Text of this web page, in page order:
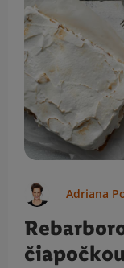
Adriana